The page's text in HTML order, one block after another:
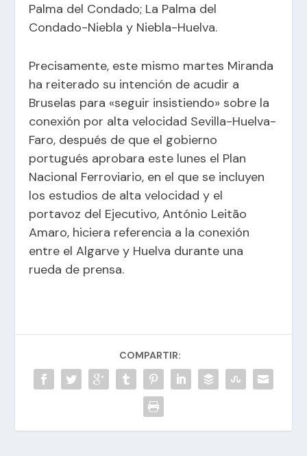
Palma del Condado; La Palma del
Condado-Niebla y Niebla-Huelva.
Precisamente, este mismo martes Miranda
ha reiterado su intención de acudir a
Bruselas para «seguir insistiendo» sobre la
conexión por alta velocidad Sevilla-Huelva-
Faro, después de que el gobierno
portugués aprobara este lunes el Plan
Nacional Ferroviario, en el que se incluyen
los estudios de alta velocidad y el
portavoz del Ejecutivo, António Leitão
Amaro, hiciera referencia a la conexión
entre el Algarve y Huelva durante una
rueda de prensa.
COMPARTIR: